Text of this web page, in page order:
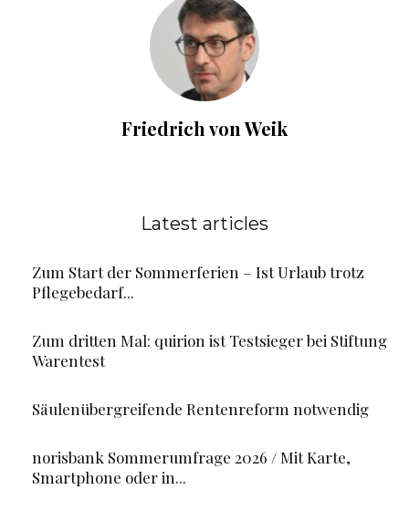
Friedrich von Weik
Latest articles
Zum Start der Sommerferien – Ist Urlaub trotz
Pflegebedarf...
Zum dritten Mal: quirion ist Testsieger bei Stiftung
Warentest
Säulenübergreifende Rentenreform notwendig
norisbank Sommerumfrage 2026 / Mit Karte,
Smartphone oder in...